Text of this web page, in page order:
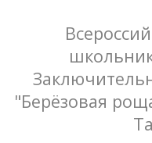
"Берёзовая